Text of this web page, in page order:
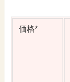
価格*